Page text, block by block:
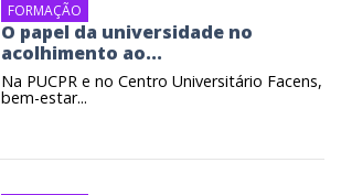
FORMAÇÃO
O papel da universidade no
acolhimento ao...
Na PUCPR e no Centro Universitário Facens,
bem-estar...